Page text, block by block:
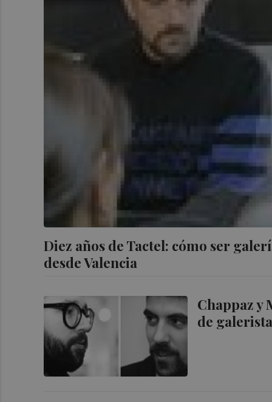
Diez años de Tactel: cómo ser
desde Valencia
Chappaz y
de